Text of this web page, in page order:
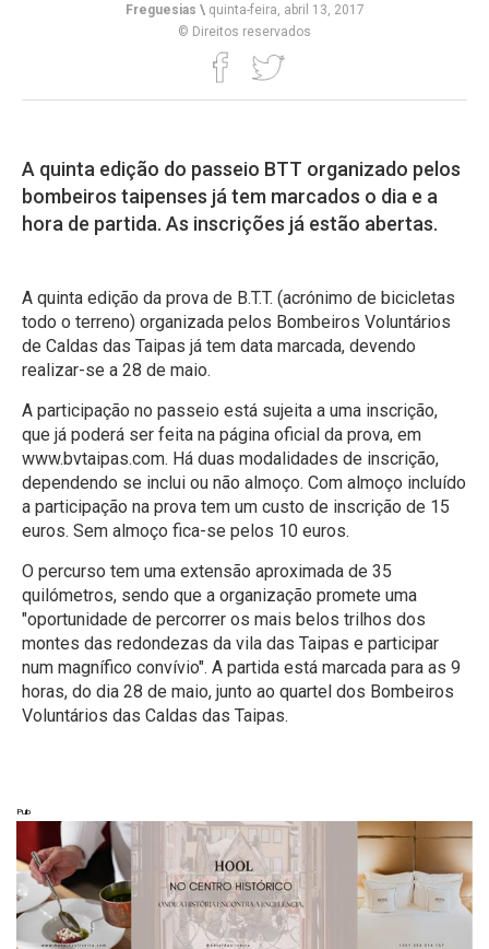
Freguesias \quinta-feira, abril 13, 2017
© Direitos reservados
A quinta edição do passeio BTT organizado pelos
bombeiros taipenses já tem marcados o dia e a
hora de partida. As inscrições já estão abertas.
A quinta edição da prova de B.T.T. (acrónimo de bicicletas
todo o terreno) organizada pelos Bombeiros Voluntários
de Caldas das Taipas já tem data marcada, devendo
realizar-se a 28 de maio.
A participação no passeio está sujeita a uma inscrição,
que já poderá ser feita na página oficial da prova, em
www.bvtaipas.com. Há duas modalidades de inscrição,
dependendo se inclui ou não almoço. Com almoço incluído
a participação na prova tem um custo de inscrição de 15
euros. Sem almoço fica-se pelos 10 euros.
O percurso tem uma extensão aproximada de 35
quilómetros, sendo que a organização promete uma
"oportunidade de percorrer os mais belos trilhos dos
montes das redondezas da vila das Taipas e participar
num magnífico convívio". A partida está marcada para as 9
horas, do dia 28 de maio, junto ao quartel dos Bombeiros
Voluntários das Caldas das Taipas.
Pub